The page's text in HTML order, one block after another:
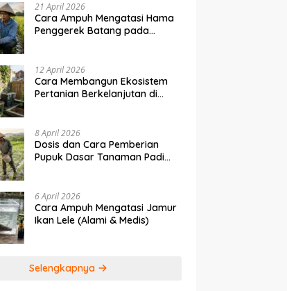
IoT dalam
Modern di Indonesia
Ekonomi Sumber Daya Lahan:
21 April 2026
Cara Ampuh Mengatasi Hama
Penggerek Batang pada
12 April 2026
Cara Membangun Ekosistem
Pertanian Berkelanjutan di
8 April 2026
Dosis dan Cara Pemberian
Pupuk Dasar Tanaman Padi
6 April 2026
Cara Ampuh Mengatasi Jamur
Ikan Lele (Alami & Medis)
Selengkapnya